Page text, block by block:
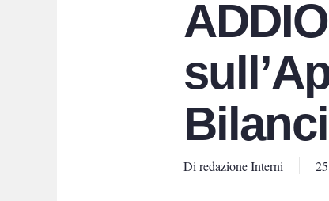
Di redazione Interni